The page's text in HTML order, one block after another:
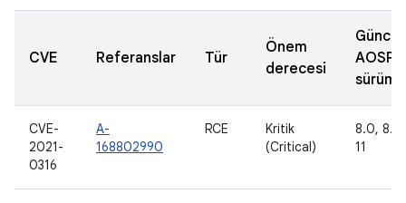
CVE Referanslar Tür
Önem
derecesi
AOSP
CVE-
2021-
0316
A-
168802990
RCE
Kritik
(Critical)
8.0, 8.1,
11